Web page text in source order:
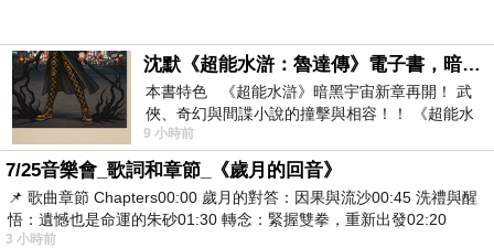
沈默《超能水滸：魯達傳》電子書，暗黑宇宙新章，一一五年八月璀璨上架！
本書特色 《超能水滸》暗黑宇宙新章再開！ 武
俠、奇幻與間諜小說的撞擊與相容！！ 《超能水
滸》系列第四部變幻登場
9 小時前
7/25音樂會_歌詞和章節_《歲月的回音》
📌 歌曲章節 Chapters00:00​ 歲月的對答：因果與流沙00:45​ 洗禮與醒
悟：遺憾也是命運的朱砂01:30​ 轉念：緊握雙拳，重新出發02:20
3 小時前